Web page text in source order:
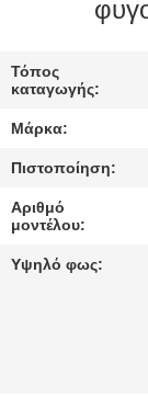
ΈΛΕΓΧΟΣ
ΕΙΔΉΣΕΙΣ
Τόπος
καταγωγής:
Μάρκα:
Πιστοποίηση:
Αριθμό
μοντέλου:
Υψηλό φως: